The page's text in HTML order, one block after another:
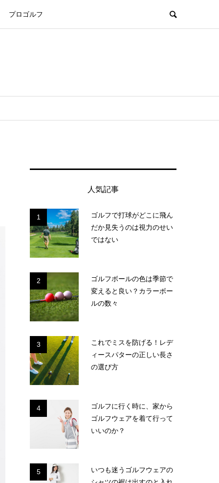
プロゴルフ
人気記事
1
ゴルフで打球がどこに飛ん
だか見失うのは視力のせい
ではない
2
ゴルフボールの色は季節で
変えると良い？カラーボー
ルの数々
3
これでミスを防げる！レデ
ィースパターの正しい長さ
の選び方
4
ゴルフに行く時に、家から
ゴルフウェアを着て行って
いいのか？
5
いつも迷うゴルフウェアの